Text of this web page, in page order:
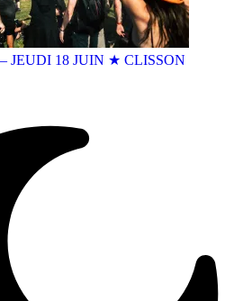
JEUDI 18 JUIN ★ CLISSON